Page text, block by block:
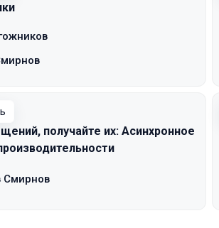
получайте их: Асинхронное
Смирнов